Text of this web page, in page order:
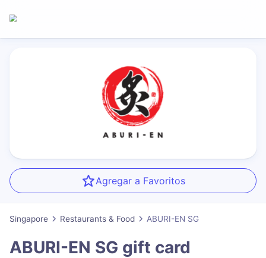
Agregar a Favoritos
Singapore Restaurants & Food ABURI-EN SG
ABURI-EN SG gift card